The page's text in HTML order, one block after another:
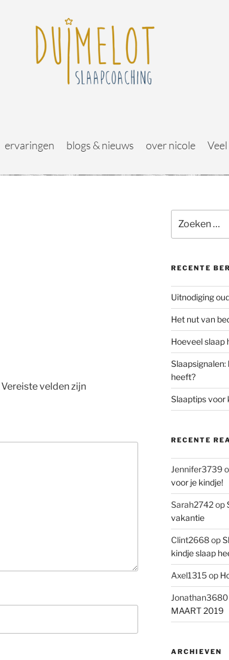
ervaringen blogs & nieuws over nicole
Vereiste velden zijn
RECENTE
Uitnodiging
Het nut van
Hoeveel slaap
Slaapsignalen:
heeft?
Slaaptips voor
RECENTE
Jennifer3739
voor je kindje!
Sarah2742op
vakantie
Clint2668op
kindje slaap
Axel1315op
Jonathan3680
MAART 2019
ARCHIEVEN